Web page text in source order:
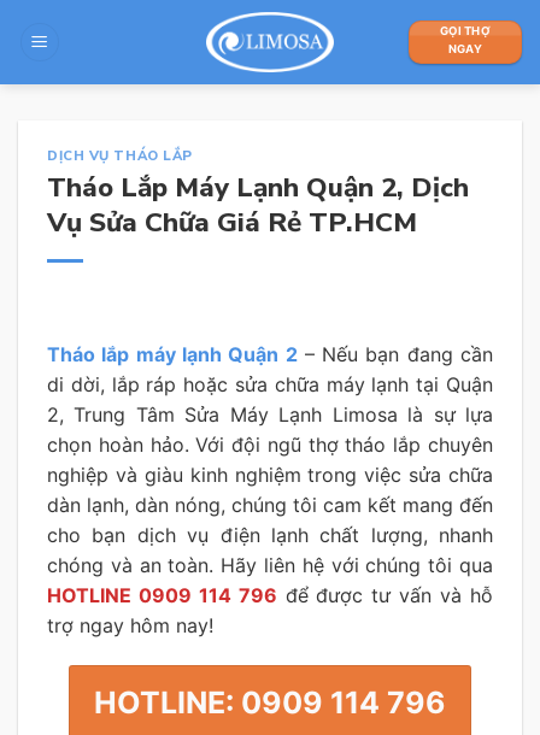
GỌI THỢ
NGAY
DỊCH VỤ THÁO LẮP
Tháo Lắp Máy Lạnh Quận 2, Dịch
Vụ Sửa Chữa Giá Rẻ TP.HCM
Tháo lắp máy lạnh Quận 2– Nếu bạn đang cần
di dời, lắp ráp hoặc sửa chữa máy lạnh tại Quận
2, Trung Tâm Sửa Máy Lạnh Limosa là sự lựa
chọn hoàn hảo. Với đội ngũ thợ tháo lắp chuyên
nghiệp và giàu kinh nghiệm trong việc sửa chữa
dàn lạnh, dàn nóng, chúng tôi cam kết mang đến
cho bạn dịch vụ điện lạnh chất lượng, nhanh
chóng và an toàn. Hãy liên hệ với chúng tôi qua
HOTLINE 0909 114 796 để được tư vấn và hỗ
trợ ngay hôm nay!
HOTLINE: 0909 114 796